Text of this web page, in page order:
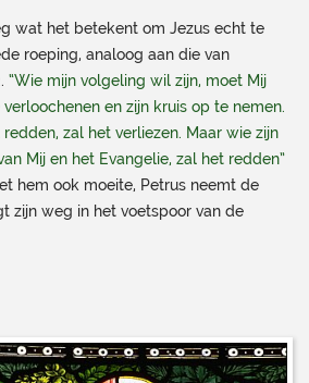
wat het betekent om Jezus echt te
roeping, analoog aan die van
“Wie mijn volgeling wil zijn, moet Mij
en zijn kruis op te nemen.
zal het verliezen. Maar wie zijn
Mij en het Evangelie, zal het redden”
hem ook moeite, Petrus neemt de
zijn weg in het voetspoor van de